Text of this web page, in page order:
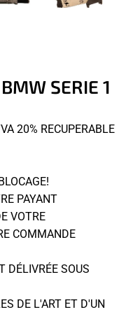
SERIE 1
20% RECUPERABLE
PAYANT
VOTRE
COMMANDE
DÉLIVRÉE SOUS
DE L'ART ET D'UN